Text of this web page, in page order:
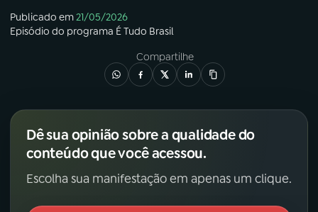
Publicado em21/05/2026
Episódio do programa É Tudo Brasil
Compartilhe
Dê sua opinião sobre a qualidade do
conteúdo que você acessou.
Escolha sua manifestação em apenas um clique.